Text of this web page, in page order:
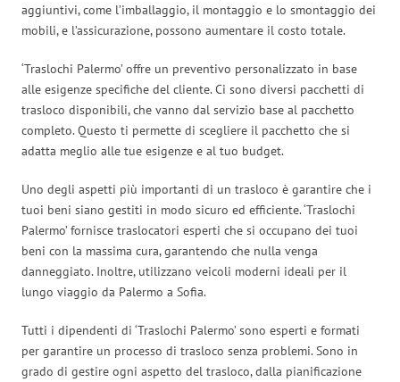
aggiuntivi, come l’imballaggio, il montaggio e lo smontaggio dei
mobili, e l’assicurazione, possono aumentare il costo totale.
‘Traslochi Palermo’ offre un preventivo personalizzato in base
alle esigenze specifiche del cliente. Ci sono diversi pacchetti di
trasloco disponibili, che vanno dal servizio base al pacchetto
completo. Questo ti permette di scegliere il pacchetto che si
adatta meglio alle tue esigenze e al tuo budget.
Uno degli aspetti più importanti di un trasloco è garantire che i
tuoi beni siano gestiti in modo sicuro ed efficiente. ‘Traslochi
Palermo’ fornisce traslocatori esperti che si occupano dei tuoi
beni con la massima cura, garantendo che nulla venga
danneggiato. Inoltre, utilizzano veicoli moderni ideali per il
lungo viaggio da Palermo a Sofia.
Tutti i dipendenti di ‘Traslochi Palermo’ sono esperti e formati
per garantire un processo di trasloco senza problemi. Sono in
grado di gestire ogni aspetto del trasloco, dalla pianificazione